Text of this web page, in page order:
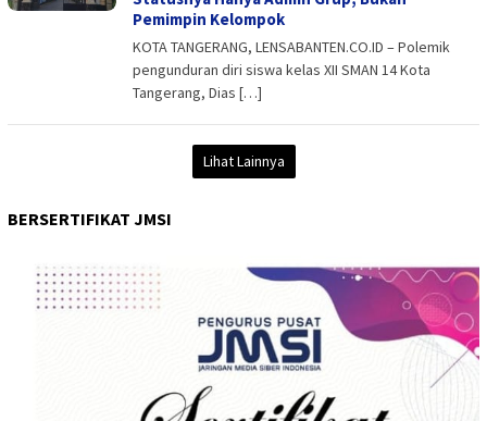
Pemimpin Kelompok
KOTA TANGERANG, LENSABANTEN.CO.ID – Polemik
pengunduran diri siswa kelas XII SMAN 14 Kota
Tangerang, Dias […]
Lihat Lainnya
BERSERTIFIKAT JMSI